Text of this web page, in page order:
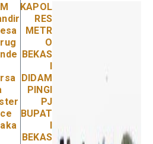
KAPOL
RES
METR
O
BEKAS
I
DIDAM
PINGI
PJ
BUPAT
I
BEKAS